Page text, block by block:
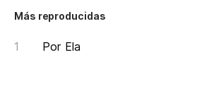
Más reproducidas
Por Ela